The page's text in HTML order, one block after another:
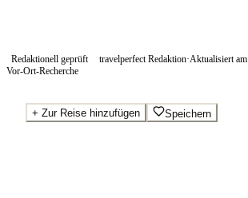
Redaktionell geprüft travelperfect Redaktion·Aktualisiert am
Vor-Ort-Recherche
+ Zur Reise hinzufügen Speichern